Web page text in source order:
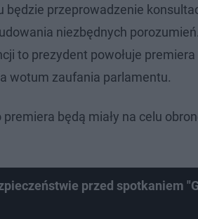
będzie przeprowadzenie
niezbędnych
to prezydent powołuje
wotum zaufania parlamentu.
będą miały na celu
przed spotkaniem